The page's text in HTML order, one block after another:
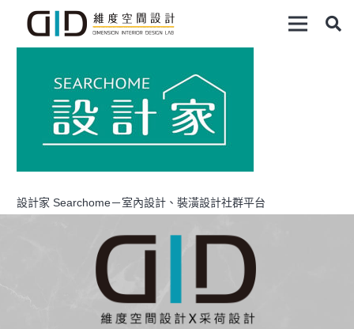
設計家 Searchome－室內設計、裝潢設計社群平台